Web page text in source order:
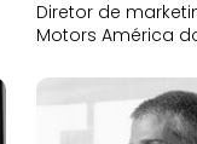
Diretor de
Motors América